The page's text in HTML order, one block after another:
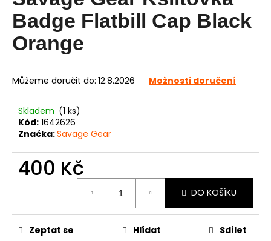
0,0
5
hvězdiček.
Badge Flatbill Cap Black
Orange
Můžeme doručit do: 12.8.2026 Možnosti doručení
Skladem (1 ks)
Kód: 1642626
Značka:Savage Gear
400 Kč
DO KOŠÍKU
Zeptat se Hlídat Sdílet
a
j
í
?
HLEDAT
o